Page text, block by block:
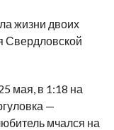
жизни двоих
Свердловской
мая, в 1:18 на
—
мчался на